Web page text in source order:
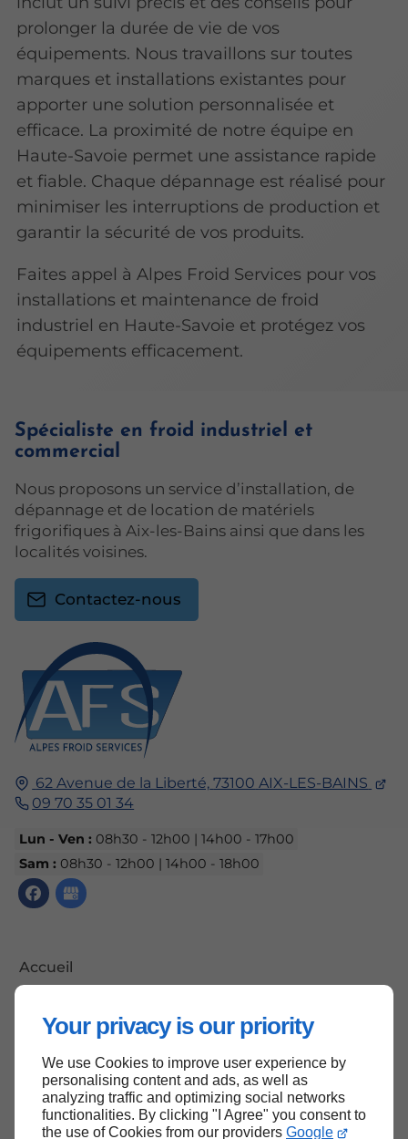
Your privacy is our priority
We use Cookies to improve user experience by
personalising content and ads, as well as
analyzing traffic and optimizing social networks
functionalities. By clicking "I Agree" you consent to
the use of Cookies from our providers Google
prolonger la durée de vie de vos
équipements. Nous travaillons sur toutes
marques et installations existantes pour
apporter une solution personnalisée et
efficace. La proximité de notre équipe en
Haute-Savoie permet une assistance rapide
et fiable. Chaque dépannage est réalisé pour
minimiser les interruptions de production et
garantir la sécurité de vos produits.
Faites appel à Alpes Froid Services pour vos
installations et maintenance de froid
industriel en Haute-Savoie et protégez vos
équipements efficacement.
62 Avenue de la Liberté, 73100 AIX-LES-BAINS
09 70 35 01 34
Lun - Ven : 08h30 - 12h00 | 14h00 - 17h00
Sam : 08h30 - 12h00 | 14h00 - 18h00
Accueil
Mentions légales
Plan du site
Spécialiste en froid industriel et
commercial
Nous proposons un service d’installation, de
dépannage et de location de matériels
frigorifiques à Aix-les-Bains ainsi que dans les
localités voisines.
Contactez-nous
Haut de page